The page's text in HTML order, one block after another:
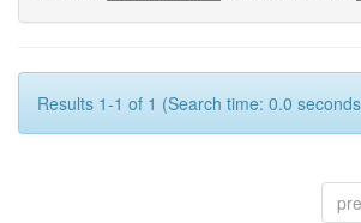
Results 1-1 of 1 (Search time: 0.0